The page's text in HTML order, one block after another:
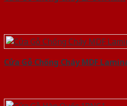
Cửa Gỗ Chống Cháy MDF